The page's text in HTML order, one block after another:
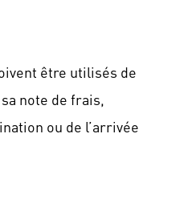
être utilisés de
note de frais,
ou de l’arrivée